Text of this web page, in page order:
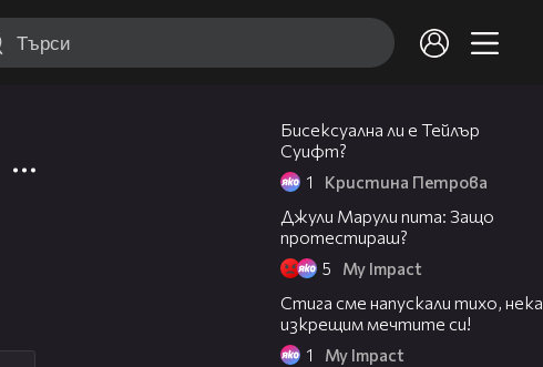
Бисексуална ли е Тейлър
Суифт?
1 Кристина Петрова
Джули Марули пита: Защо
протестираш?
5 My Impact
Стига сме напускали тихо, нека
изкрещим мечтите си!
1 My Impact